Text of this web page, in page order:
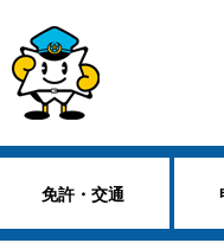
免許・交通